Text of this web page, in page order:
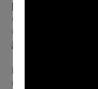
贈送
◎ 孩童票｜敬老票
◎ 身心障礙票｜本場
請洽售票櫃臺 02-
Infinite Visions:
◎ General: NTD 220/